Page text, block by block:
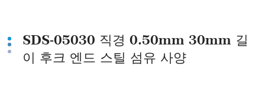
SDS-05030 직경 0.50mm 30mm 길
이 후크 엔드 스틸 섬유 사양